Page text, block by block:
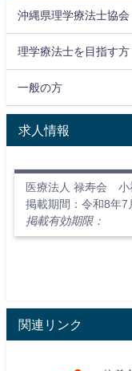
沖縄県理学療法士協会
理学療法士を目指す方
一般の方
求人情報
医療法人 禄寿会 小
掲載期間：令和8年7
掲載有効期限：
関連リンク